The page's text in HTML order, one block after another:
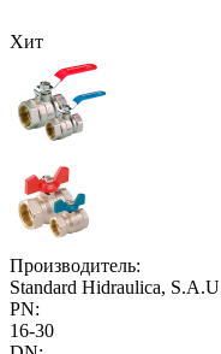
Хит
Производитель:
Standard Hidraulica, S.A.U
PN:
16-30